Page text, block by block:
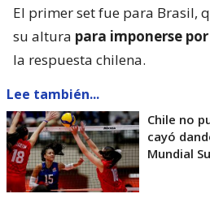
El primer set fue para Brasil,
su altura para imponerse
la respuesta chilena.
Lee también...
Chile no
cayó
Mundial